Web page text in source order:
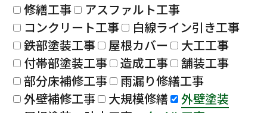
修繕工事
アスファルト工事
コンクリート工事
白線ライン引き工事
鉄部塗装工事
屋根カバー
大工工事
付帯部塗装工事
造成工事
舗装工事
部分床補修工事
雨漏り修繕工事
外壁補修工事
大規模修繕
外壁塗装